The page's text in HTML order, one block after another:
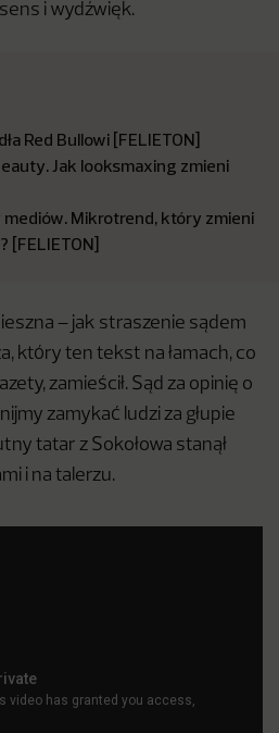
i wydźwięk.
Red Bullowi [FELIETON]
Jak looksmaxing zmieni
Mikrotrend, który zmieni
[FELIETON]
– jak straszenie sądem
który ten tekst na łamach, co
zamieścił. Sąd za opinię o
zamykać ludzi za głupie
tatar z Sokołowa stanął
i na talerzu.